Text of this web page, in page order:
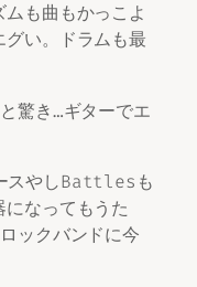
も曲もかっこよ
い。ドラムも最
驚き…ギターでエ
スやしBattlesも
なってもうた
ックバンドに今